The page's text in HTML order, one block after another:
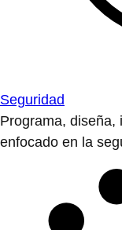
Seguridad
Programa, diseña,
enfocado en la